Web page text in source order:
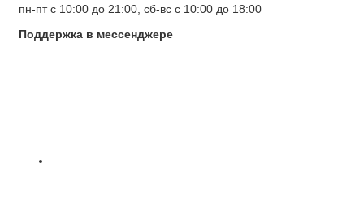
пн-пт с 10:00 до 21:00, сб-вс с 10:00 до 18:00
Поддержка в мессенджере